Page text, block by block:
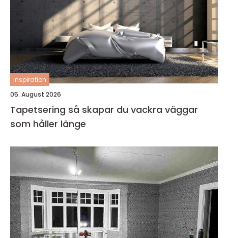
inspiration
05. August 2026
Tapetsering så skapar du vackra väggar
som håller länge